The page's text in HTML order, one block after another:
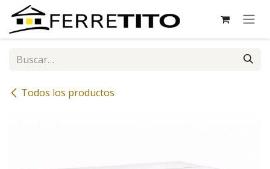
Ir al contenido
Todos los productos